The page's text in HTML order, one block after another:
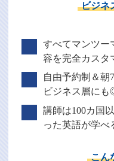
ビジネ
すべてマンツー
容を完全カスタ
自由予約制＆朝
ビジネス層に
講師は100カ国
った英語が学べ
こん